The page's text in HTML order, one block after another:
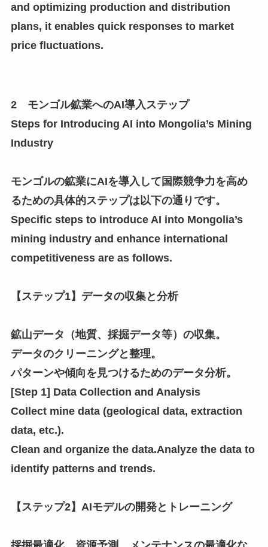
and optimizing production and distribution
plans, it enables quick responses to market
price fluctuations.
2 モンゴル鉱業へのAI導入ステップ
Steps for Introducing AI into Mongolia’s Mining
Industry
モンゴルの鉱業にAIを導入して国際競争力を高め
るための具体的ステップは以下の通りです。
Specific steps to introduce AI into Mongolia’s
mining industry and enhance international
competitiveness are as follows.
【ステップ1】データの収集と分析
鉱山データ（地質、採掘データ等）の収集。
データのクリーニングと整理。
パターンや傾向を見つけるためのデータ分析。
[Step 1] Data Collection and Analysis
Collect mine data (geological data, extraction
data, etc.).
Clean and organize the data.Analyze the data to
identify patterns and trends.
【ステップ2】AIモデルの開発とトレーニング